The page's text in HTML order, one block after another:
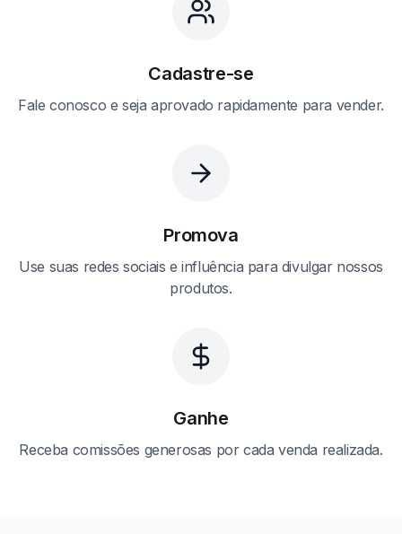
Cadastre-se
Fale conosco e seja aprovado rapidamente para vender.
Promova
Use suas redes sociais e influência para divulgar nossos
produtos.
Ganhe
Receba comissões generosas por cada venda realizada.